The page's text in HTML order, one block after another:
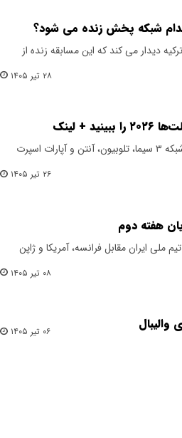
کدام شبکه پخش زنده می شود؟
دیدار می کند که این مسابقه زنده از
۲۸ تیر ۱۴۰۵
لینک
بازی والیبال ایران اسلوونی ساعت ۲۱:۳۰ امشب ۲۶ تیر ۱۴۰۵ از شبکه ۳ سیما، تلوبیون، آنتن و آپارات اسپرت
۲۶ تیر ۱۴۰۵
هفته دوم
ملی ایران مقابل فرانسه، آمریکا و ژاپن
۰۸ تیر ۱۴۰۵
۰۶ تیر ۱۴۰۵